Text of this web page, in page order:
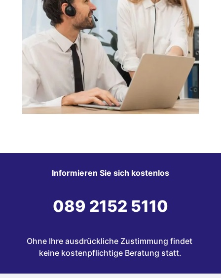
Informieren Sie sich kostenlos
089 2152 5110
Ohne Ihre ausdrückliche Zustimmung findet
keine kostenpflichtige Beratung statt.